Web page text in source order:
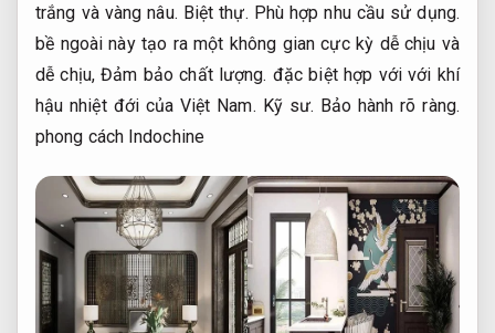
trắng và vàng nâu. Biệt thự. Phù hợp nhu cầu sử dụng.
bề ngoài này tạo ra một không gian cực kỳ dễ chịu và
dễ chịu,Đảm bảo chất lượng. đặc biệt hợp với với khí
hậu nhiệt đới của Việt Nam. Kỹ sư. Bảo hành rõ ràng.
phong cách Indochine